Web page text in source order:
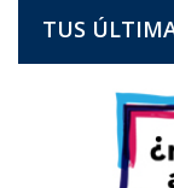
TUS